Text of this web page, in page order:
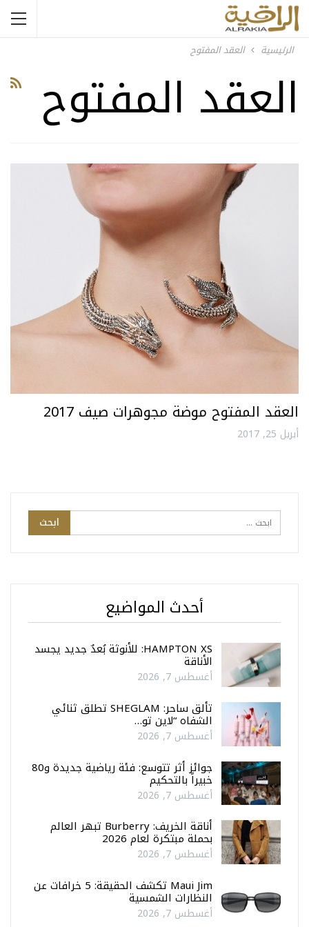
الرئيسية العقد المفتوح
العقد المفتوح
العقد المفتوح موضة مجوهرات صيف 2017
أبريل 25, 2017
أحدث المواضيع
HAMPTON XS: للأنوثة بُعدٌ جديد يجسد
الأناقة
أغسطس 7, 2026
تألق ساحر: SHEGLAM تطلق ثنائي
الشفاه “لاين تو…
أغسطس 7, 2026
جوائز أثر تتوسع: فئة رياضية جديدة و80
خبيراً بالتحكيم
أغسطس 7, 2026
أناقة الخريف: Burberry تبهر العالم
بحملة مبتكرة لعام 2026
أغسطس 7, 2026
Maui Jim تكشف الحقيقة: 5 خرافات عن
النظارات الشمسية
أغسطس 7, 2026